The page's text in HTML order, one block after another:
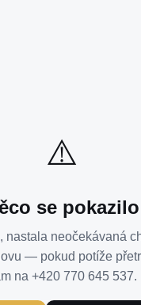
⚠️
se pokazilo
nastala neočekávaná
— pokud potíže
na +420 770 645 537.